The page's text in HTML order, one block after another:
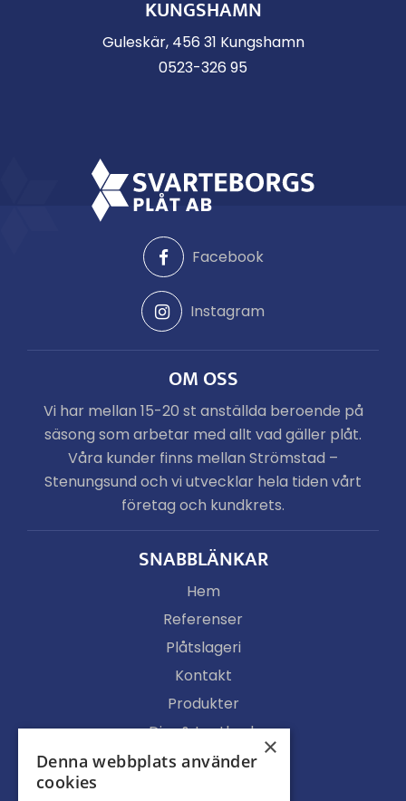
KUNGSHAMN
Guleskär, 456 31 Kungshamn
0523-326 95
Facebook
Instagram
OM OSS
Vi har mellan 15-20 st anställda beroende på
säsong som arbetar med allt vad gäller plåt.
Våra kunder finns mellan Strömstad –
Stenungsund och vi utvecklar hela tiden vårt
företag och kundkrets.
SNABBLÄNKAR
Hem
Referenser
Plåtslageri
Kontakt
Produkter
Djur & Lantbruk
Köpvillkor
×
Denna webbplats använder
cookies